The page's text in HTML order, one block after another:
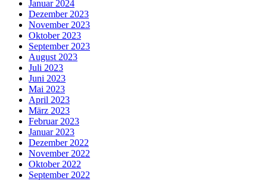
Januar 2024
Dezember 2023
November 2023
Oktober 2023
September 2023
August 2023
Juli 2023
Juni 2023
Mai 2023
April 2023
März 2023
Februar 2023
Januar 2023
Dezember 2022
November 2022
Oktober 2022
September 2022